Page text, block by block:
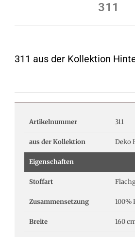
311
311 aus der Kollektion
Artikelnummer 311
aus der Kollektion Deko
Eigenschaften
Stoffart
Zusammensetzung 100%
Breite 160